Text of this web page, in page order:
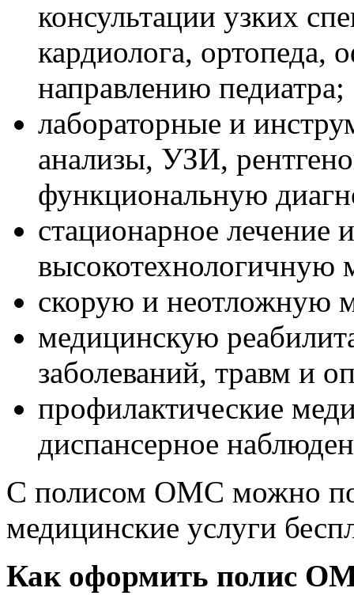
консультации узких
кардиолога, ортопеда,
направлению педиатра;
лабораторные и
анализы, УЗИ,
функциональную
стационарное лечение
скорую и неотложную
медицинскую
заболеваний, травм и
профилактические
диспансерное
С полисом ОМС можно
медицинские услуги
Как оформить полис